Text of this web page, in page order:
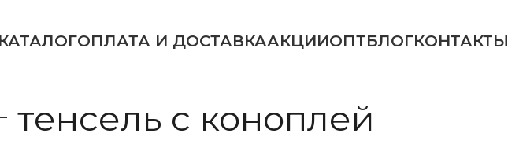
КАТАЛОГОПЛАТА И ДОСТАВКААКЦИИОПТБЛОГКОНТАКТЫ
тенсель с коноплей